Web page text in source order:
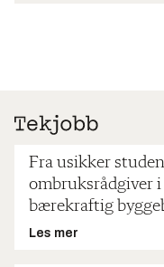
Fra usikker
ombruksrådgiver i
bærekraftig
Les mer